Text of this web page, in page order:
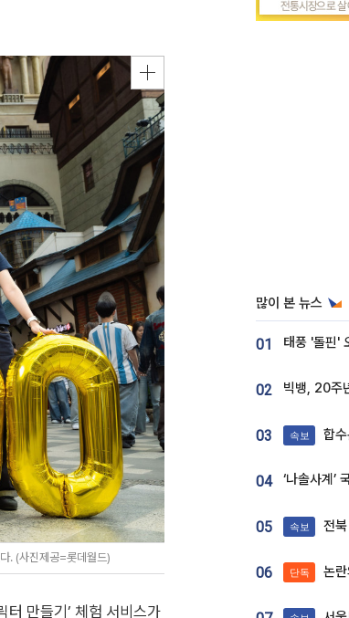
. (사진제공=롯데월드)
터 만들기’ 체험 서비스가
많이 본 뉴스
01
02
03 속보 합수본,
04
05 속보 전
06 단독 논란의